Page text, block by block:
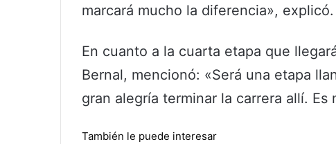
marcará mucho la diferencia», explicó.
En cuanto a la cuarta etapa que
Bernal, mencionó: «Será una etapa
gran alegría terminar la carrera allí.
También le puede interesar